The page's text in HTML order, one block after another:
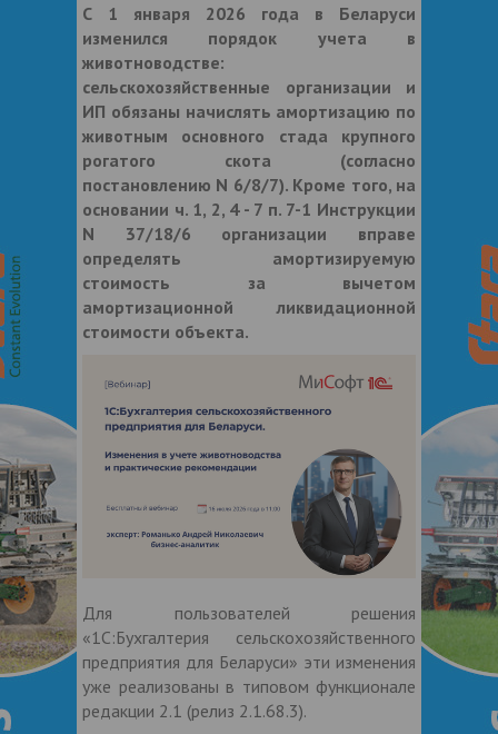
С 1 января 2026 года в Беларуси
изменился порядок учета в
животноводстве:
сельскохозяйственные организации и
ИП обязаны начислять амортизацию по
животным основного стада крупного
рогатого скота (согласно
постановлению N 6/8/7). Кроме того, на
основании ч. 1, 2, 4 - 7 п. 7-1 Инструкции
N 37/18/6 организации вправе
определять амортизируемую
стоимость за вычетом
амортизационной ликвидационной
стоимости объекта.
Для пользователей решения
«1С:Бухгалтерия сельскохозяйственного
предприятия для Беларуси» эти изменения
уже реализованы в типовом функционале
редакции 2.1 (релиз 2.1.68.3).